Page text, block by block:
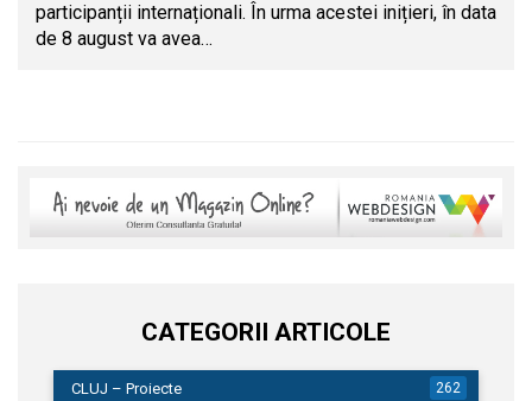
participanții internaționali. În urma acestei inițieri, în data
de 8 august va avea…
CATEGORII ARTICOLE
CLUJ – Proiecte 262